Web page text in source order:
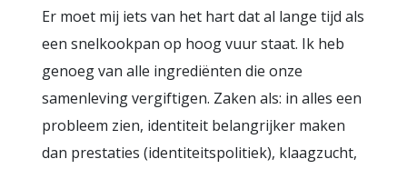
Er moet mij iets van het hart dat al lange tijd als
een snelkookpan op hoog vuur staat. Ik heb
genoeg van alle ingrediënten die onze
samenleving vergiftigen. Zaken als: in alles een
probleem zien, identiteit belangrijker maken
dan prestaties (identiteitspolitiek), klaagzucht,